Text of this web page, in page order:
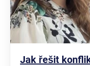
Jak řešit